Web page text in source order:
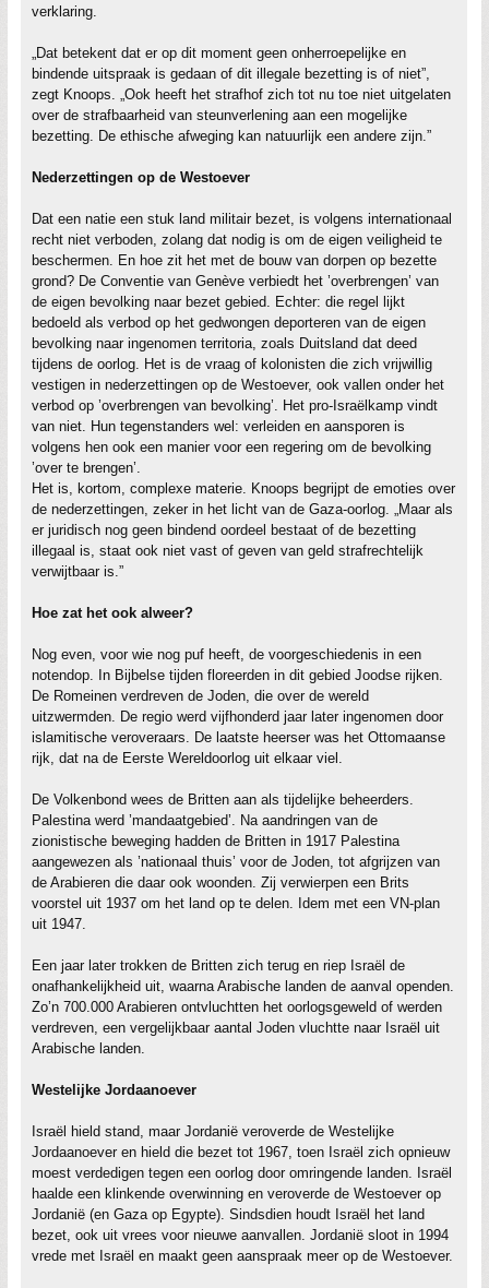
verklaring.
„Dat betekent dat er op dit moment geen onherroepelijke en
bindende uitspraak is gedaan of dit illegale bezetting is of niet”,
zegt Knoops. „Ook heeft het strafhof zich tot nu toe niet uitgelaten
over de strafbaarheid van steunverlening aan een mogelijke
bezetting. De ethische afweging kan natuurlijk een andere zijn.”
Nederzettingen op de Westoever
Dat een natie een stuk land militair bezet, is volgens internationaal
recht niet verboden, zolang dat nodig is om de eigen veiligheid te
beschermen. En hoe zit het met de bouw van dorpen op bezette
grond? De Conventie van Genève verbiedt het ’overbrengen’ van
de eigen bevolking naar bezet gebied. Echter: die regel lijkt
bedoeld als verbod op het gedwongen deporteren van de eigen
bevolking naar ingenomen territoria, zoals Duitsland dat deed
tijdens de oorlog. Het is de vraag of kolonisten die zich vrijwillig
vestigen in nederzettingen op de Westoever, ook vallen onder het
verbod op ’overbrengen van bevolking’. Het pro-Israëlkamp vindt
van niet. Hun tegenstanders wel: verleiden en aansporen is
volgens hen ook een manier voor een regering om de bevolking
’over te brengen’.
Het is, kortom, complexe materie. Knoops begrijpt de emoties over
de nederzettingen, zeker in het licht van de Gaza-oorlog. „Maar als
er juridisch nog geen bindend oordeel bestaat of de bezetting
illegaal is, staat ook niet vast of geven van geld strafrechtelijk
verwijtbaar is.”
Hoe zat het ook alweer?
Nog even, voor wie nog puf heeft, de voorgeschiedenis in een
notendop. In Bijbelse tijden floreerden in dit gebied Joodse rijken.
De Romeinen verdreven de Joden, die over de wereld
uitzwermden. De regio werd vijfhonderd jaar later ingenomen door
islamitische veroveraars. De laatste heerser was het Ottomaanse
rijk, dat na de Eerste Wereldoorlog uit elkaar viel.
De Volkenbond wees de Britten aan als tijdelijke beheerders.
Palestina werd ’mandaatgebied’. Na aandringen van de
zionistische beweging hadden de Britten in 1917 Palestina
aangewezen als ’nationaal thuis’ voor de Joden, tot afgrijzen van
de Arabieren die daar ook woonden. Zij verwierpen een Brits
voorstel uit 1937 om het land op te delen. Idem met een VN-plan
uit 1947.
Een jaar later trokken de Britten zich terug en riep Israël de
onafhankelijkheid uit, waarna Arabische landen de aanval openden.
Zo’n 700.000 Arabieren ontvluchtten het oorlogsgeweld of werden
verdreven, een vergelijkbaar aantal Joden vluchtte naar Israël uit
Arabische landen.
Westelijke Jordaanoever
Israël hield stand, maar Jordanië veroverde de Westelijke
Jordaanoever en hield die bezet tot 1967, toen Israël zich opnieuw
moest verdedigen tegen een oorlog door omringende landen. Israël
haalde een klinkende overwinning en veroverde de Westoever op
Jordanië (en Gaza op Egypte). Sindsdien houdt Israël het land
bezet, ook uit vrees voor nieuwe aanvallen. Jordanië sloot in 1994
vrede met Israël en maakt geen aanspraak meer op de Westoever.